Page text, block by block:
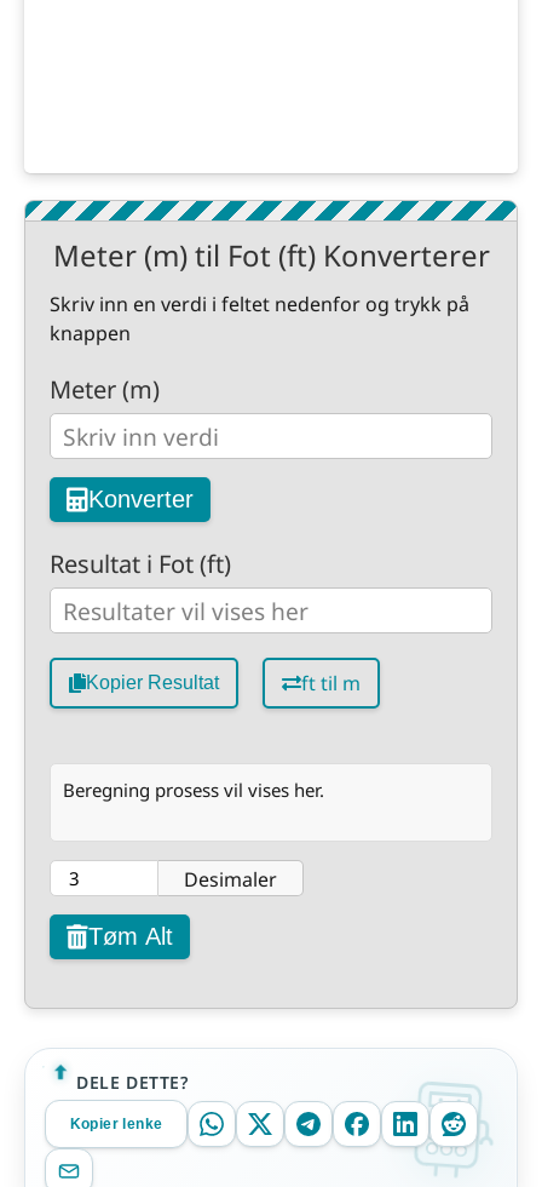
Meter (m) til Fot (ft) Konverterer
Skriv inn en verdi i feltet nedenfor og trykk på
knappen
Meter (m)
Konverter
Resultat i Fot (ft)
Kopier Resultat ft til m
Beregning prosess vil vises her.
Desimaler
Tøm Alt
DELE DETTE?
Kopier lenke